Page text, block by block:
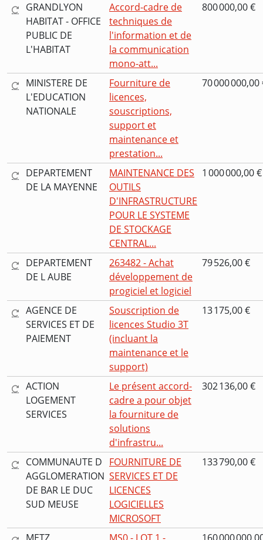
GRANDLYON
HABITAT - OFFICE
PUBLIC DE
L'HABITAT
Accord-cadre de
techniques de
l'information et de
la communication
mono-att...
800 000,00 €
MINISTERE DE
L'EDUCATION
NATIONALE
Fourniture de
licences,
souscriptions,
support et
maintenance et
prestation...
70 000 000,00
DEPARTEMENT
DE LA MAYENNE
MAINTENANCE DES
OUTILS
D'INFRASTRUCTURE
POUR LE SYSTEME
DE STOCKAGE
CENTRAL...
1 000 000,00 €
DEPARTEMENT
DE L AUBE
263482 - Achat
développement de
progiciel et logiciel
79 526,00 €
AGENCE DE
SERVICES ET DE
PAIEMENT
Souscription de
licences Studio 3T
(incluant la
maintenance et le
support)
13 175,00 €
ACTION
LOGEMENT
SERVICES
Le présent accord-
cadre a pour objet
la fourniture de
solutions
d'infrastru...
302 136,00 €
COMMUNAUTE D
AGGLOMERATION
DE BAR LE DUC
SUD MEUSE
FOURNITURE DE
SERVICES ET DE
LICENCES
LOGICIELLES
MICROSOFT
133 790,00 €